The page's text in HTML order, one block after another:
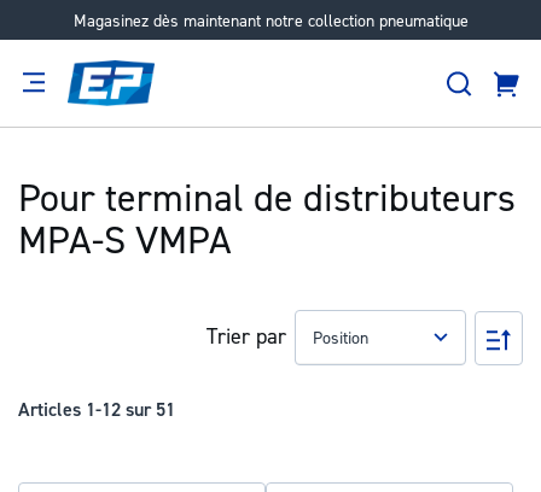
Magasinez dès maintenant notre collection pneumatique
Aller
Pour terminal de distributeurs
MPA-S VMPA
Articles 1-12 sur 51
Trier par
Par